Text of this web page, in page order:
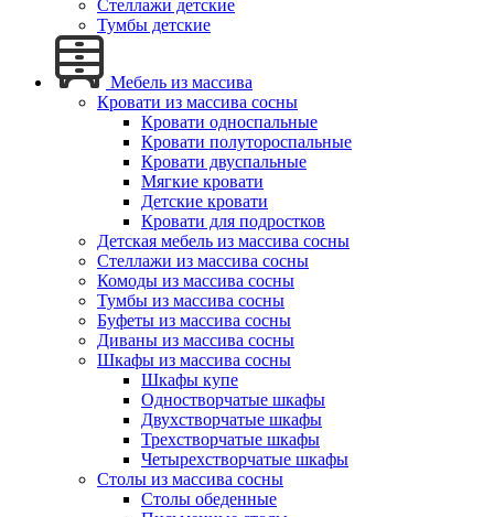
Стеллажи детские
Тумбы детские
Мебель из массива
Кровати из массива сосны
Кровати односпальные
Кровати полутороспальные
Кровати двуспальные
Мягкие кровати
Детские кровати
Кровати для подростков
Детская мебель из массива сосны
Стеллажи из массива сосны
Комоды из массива сосны
Тумбы из массива сосны
Буфеты из массива сосны
Диваны из массива сосны
Шкафы из массива сосны
Шкафы купе
Одностворчатые шкафы
Двухстворчатые шкафы
Трехстворчатые шкафы
Четырехстворчатые шкафы
Столы из массива сосны
Столы обеденные